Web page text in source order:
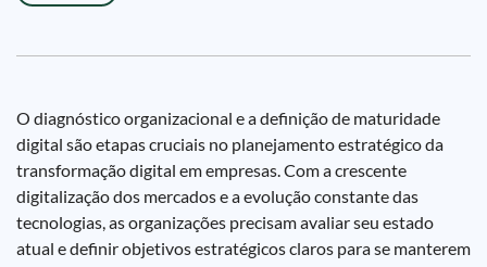
O diagnóstico organizacional e a definição de maturidade
digital são etapas cruciais no planejamento estratégico da
transformação digital em empresas. Com a crescente
digitalização dos mercados e a evolução constante das
tecnologias, as organizações precisam avaliar seu estado
atual e definir objetivos estratégicos claros para se manterem